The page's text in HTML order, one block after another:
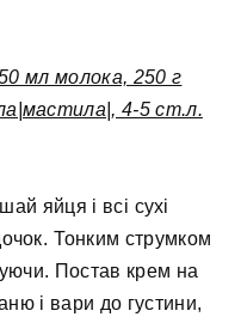
мл молока, 250 г
4-5 ст.л.
яйця і всі сухі
Тонким струмком
Постав крем на
і вари до густини,